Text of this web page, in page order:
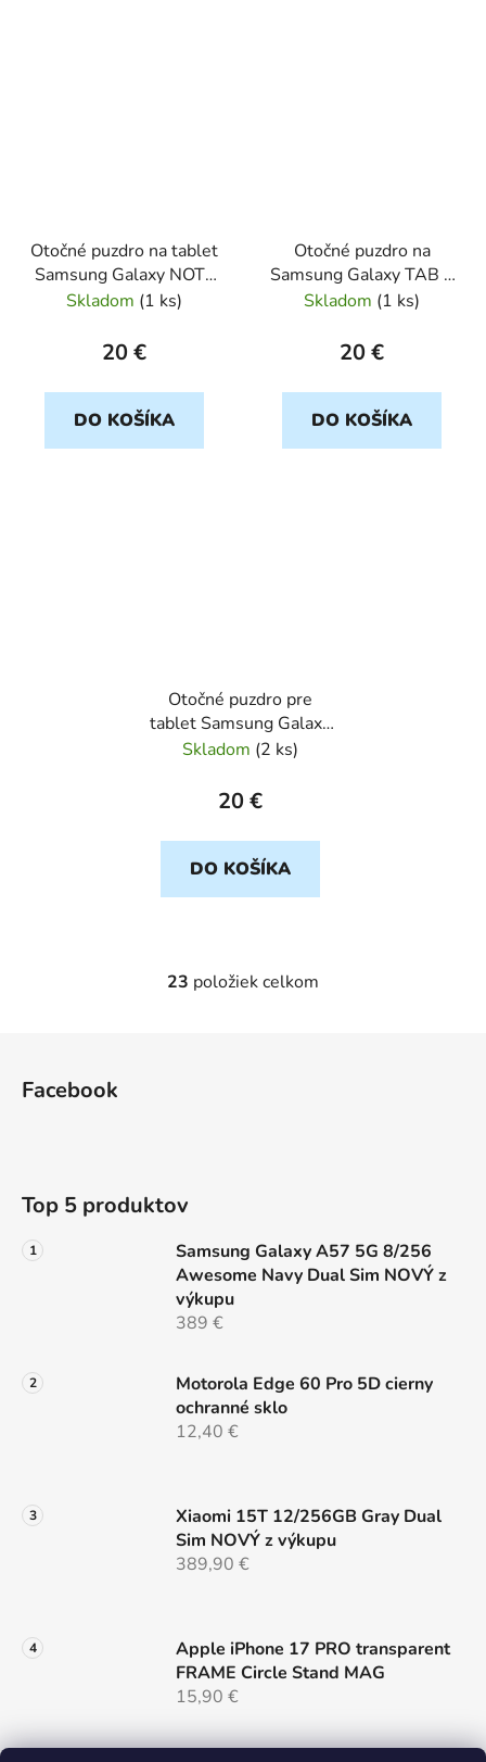
Otočné puzdro na tablet
Samsung Galaxy NOTE
8" cierny ROTAB
Skladom (1 ks)
20 €
DO KOŠÍKA
Otočné puzdro na
Samsung Galaxy TAB 3
10,1" cierny ROTAB
Skladom (1 ks)
20 €
DO KOŠÍKA
Otočné puzdro pre
tablet Samsung Galaxy
TAB 3 7" cierny ROTAB
Skladom (2 ks)
20 €
DO KOŠÍKA
O
v
k
p
i
s
23 položiek celkom
Facebook
Top 5 produktov
Samsung Galaxy A57 5G 8/256
Awesome Navy Dual Sim NOVÝ z
výkupu
389 €
Motorola Edge 60 Pro 5D cierny
ochranné sklo
12,40 €
Xiaomi 15T 12/256GB Gray Dual
Sim NOVÝ z výkupu
389,90 €
Apple iPhone 17 PRO transparent
FRAME Circle Stand MAG
15,90 €